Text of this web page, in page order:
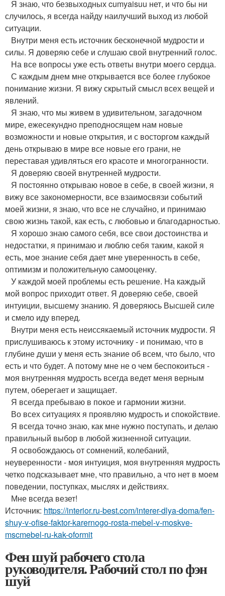
Я знаю, что безвыходных cumyaisuu нет, и что бы ни
случилось, я всегда найду наилучший выход из любой
ситуации.
Внутри меня есть источник бесконечной мудрости и
силы. Я доверяю себе и слушаю свой внутренний голос.
На все вопросы уже есть ответы внутри моего сердца.
С каждым днем мне открывается все более глубокое
понимание жизни. Я вижу скрытый смысл всех вещей и
явлений.
Я знаю, что мы живем в удивительном, загадочном
мире, ежесекундно преподносящем нам новые
возможности и новые открытия, и с восторгом каждый
день открываю в мире все новые его грани, не
переставая удивляться его красоте и многогранности.
Я доверяю своей внутренней мудрости.
Я постоянно открываю новое в себе, в своей жизни, я
вижу все закономерности, все взаимосвязи событий
моей жизни, я знаю, что все не случайно, и принимаю
свою жизнь такой, как есть, с любовью и благодарностью.
Я хорошо знаю самого себя, все свои достоинства и
недостатки, я принимаю и люблю себя таким, какой я
есть, мое знание себя дает мне уверенность в себе,
оптимизм и положительную самооценку.
У каждой моей проблемы есть решение. На каждый
мой вопрос приходит ответ. Я доверяю себе, своей
интуиции, высшему знанию. Я доверяюсь Высшей силе
и смело иду вперед.
Внутри меня есть неиссякаемый источник мудрости. Я
прислушиваюсь к этому источнику - и понимаю, что в
глубине души у меня есть знание об всем, что было, что
есть и что будет. А потому мне не о чем беспокоиться -
моя внутренняя мудрость всегда ведет меня верным
путем, оберегает и защищает.
Я всегда пребываю в покое и гармонии жизни.
Во всех ситуациях я проявляю мудрость и спокойствие.
Я всегда точно знаю, как мне нужно поступать, и делаю
правильный выбор в любой жизненной ситуации.
Я освобождаюсь от сомнений, колебаний,
неуверенности - моя интуиция, моя внутренняя мудрость
четко подсказывает мне, что правильно, а что нет в моем
поведении, поступках, мыслях и действиях.
Мне всегда везет!
Источник: https://interior.ru-best.com/interer-dlya-doma/fen-
shuy-v-ofise-faktor-karernogo-rosta-mebel-v-moskve-
mscmebel-ru-kak-oformit
Фен шуй рабочего стола
руководителя. Рабочий стол по фэн
шуй